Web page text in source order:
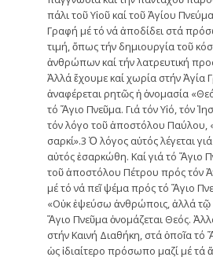
πάλι τοῦ Υἱοῦ καί τοῦ Ἁγίου
Γραφή μέ τό νά ἀποδίδει στά
τιμή, ὅπως τήν δημιουργία τοῦ
ἀνθρώπων καί τήν λατρευτική
Ἀλλά ἔχουμε καί χωρία στήν Ἁγία
ἀναφέρεται ρητῶς ἡ ὀνομασία
τό Ἅγιο Πνεῦμα. Γιά τόν Υἱό, τόν
τόν λόγο τοῦ ἀποστόλου Παύλου,
σαρκί».3 Ὁ λόγος αὐτός λέγεται
αὐτός ἐσαρκώθη. Καί γιά τό Ἅγιο
τοῦ ἀποστόλου Πέτρου πρός τόν
μέ τό νά πεῖ ψέμα πρός τό Ἅγιο
«Οὐκ ἐψεύσω ἀνθρώποις, ἀλλά
Ἅγιο Πνεῦμα ὀνομάζεται Θεός.
στήν Καινή Διαθήκη, στά ὁποῖα τό
ὡς ἰδιαίτερο πρόσωπο μαζί μέ